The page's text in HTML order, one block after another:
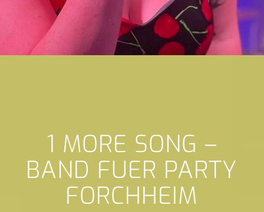
1 MORE SONG –
BAND FUER PARTY
FORCHHEIM